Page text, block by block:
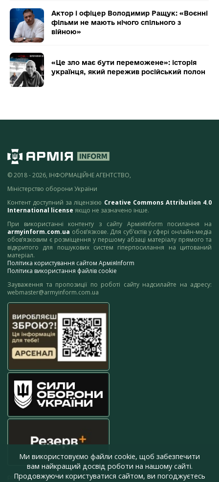
Актор і офіцер Володимир Ращук: «Воєнні
фільми не мають нічого спільного з
війною»
«Це зло має бути переможене»: історія
українця, який пережив російський полон
© 2018 - 2026, ІНФОРМАЦІЙНЕ АГЕНТСТВО,
Міністерство оборони України
Контент доступний за ліцензією Creative Commons Attribution 4.0
International license якщо не зазначено інше.
При використанні контенту з сайту АрміяInform посилання на
armyinform.com.ua обов’язкове. Для суб’єктів у сфері онлайн-медіа
обов’язковим є розміщення у першому абзаці матеріалу прямого та
відкритого для пошукових систем гіперпосилання на цитований
матеріал.
Політика користування сайтом АрміяInform
Політика використання файлів cookie
Зауваження та пропозиції по роботі сайту надсилайте на адресу:
webmaster@armyinform.com.ua
press@armyinform.com.ua
Ми використовуємо файли cookie, щоб забезпечити
вам найкращий досвід роботи на нашому сайті.
Продовжуючи користуватися сайтом, ви погоджуєтесь